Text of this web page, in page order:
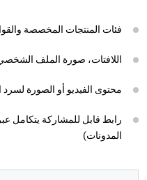
فئات المنتجات المخصصة
اللافتات، صورة الملف الشخصي،
محتوى الفيديو أو الصورة
رابط قابل للمشاركة يتكامل
المدونات)